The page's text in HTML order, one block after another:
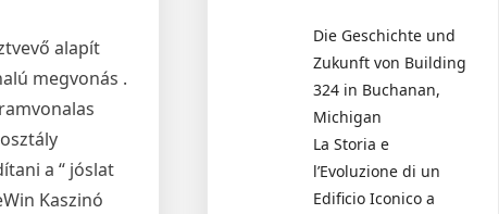
alapít
megvonás .
a “ jóslat
Kaszinó
Die Geschichte und
Zukunft von Building
324 in Buchanan,
Michigan
La Storia e
l’Evoluzione di un
Edificio Iconico a